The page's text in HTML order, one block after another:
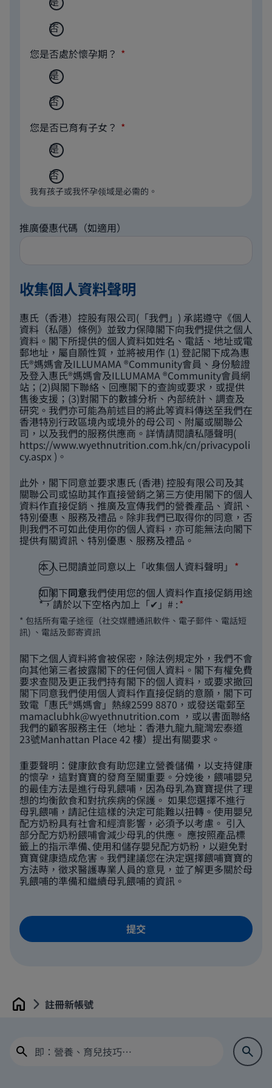
否
您是否處於懷孕期？
是
否
您是否已育有子女？
是
否
我有孩子或我怀孕领域是必需的。
推廣優惠代碼（如適用）
收集個人資料聲明
惠氏（香港）控股有限公司(「我們」) 承諾遵守《個人
資料（私隱）條例》並致力保障閣下向我們提供之個人
資料。閣下所提供的個人資料如姓名、電話、地址或電
郵地址，屬自願性質，並將被用作 (1) 登記閣下成為惠
氏®媽媽會及ILLUMAMA ®Community會員、身份驗證
及登入惠氏®媽媽會及ILLUMAMA ®Community會員網
站；(2)與閣下聯絡、回應閣下的查詢或要求，或提供
售後支援；(3)對閣下的數據分析、內部統計、調查及
研究。我們亦可能為前述目的將此等資料傳送至我們在
香港特別行政區境內或境外的母公司、附屬或關聯公
司，以及我們的服務供應商。詳情請閱讀私隱聲明(
https://www.wyethnutrition.com.hk/cn/privacypoli
cy.aspx )。
此外，閣下同意並要求惠氏 (香港) 控股有限公司及其
關聯公司或協助其作直接營銷之第三方使用閣下的個人
資料作直接促銷、推廣及宣傳我們的營養產品、資訊、
特別優惠、服務及禮品。除非我們已取得你的同意，否
則我們不可如此使用你的個人資料，亦可能無法向閣下
提供有關資訊、特別優惠、服務及禮品。
本人已閱讀並同意以上「收集個人資料聲明」
如閣下同意我們使用您的個人資料作直接促銷用途
*，請於以下空格內加上「✔」# :
* 包括所有電子途徑（社交媒體通訊軟件、電子郵件、電話短
訊) 、電話及郵寄資訊
閣下之個人資料將會被保密，除法例規定外，我們不會
向其他第三者披露閣下的任何個人資料。閣下有權免費
要求查閱及更正我們持有閣下的個人資料，或要求撤回
閣下同意我們使用個人資料作直接促銷的意願，閣下可
致電「惠氏®媽媽會」熱線2599 8870，或發送電郵至
mamaclubhk@wyethnutrition.com ，或以書面聯絡
我們的顧客服務主任（地址：香港九龍九龍灣宏泰道
23號Manhattan Place 42 樓）提出有關要求。
重要聲明：健康飲食有助您建立營養儲備，以支持健康
的懷孕，這對寶寶的發育至關重要。分娩後，餵哺嬰兒
的最佳方法是進行母乳餵哺，因為母乳為寶寶提供了理
想的均衡飲食和對抗疾病的保護。 如果您選擇不進行
母乳餵哺，請記住這樣的決定可能難以扭轉。使用嬰兒
配方奶粉具有社會和經濟影響，必須予以考慮。 引入
部分配方奶粉餵哺會減少母乳的供應。 應按照產品標
籤上的指示準備､使用和儲存嬰兒配方奶粉，以避免對
寶寶健康造成危害。我們建議您在決定選擇餵哺寶寶的
方法時，徵求醫護專業人員的意見，並了解更多關於母
乳餵哺的準備和繼續母乳餵哺的資訊。
Home 註冊新帳號